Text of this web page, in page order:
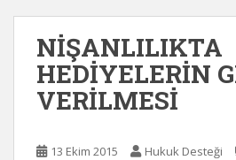
NİŞANLILIKTA
HEDİYELERİN
VERİLMESİ
13 Ekim 2015 Hukuk Desteği